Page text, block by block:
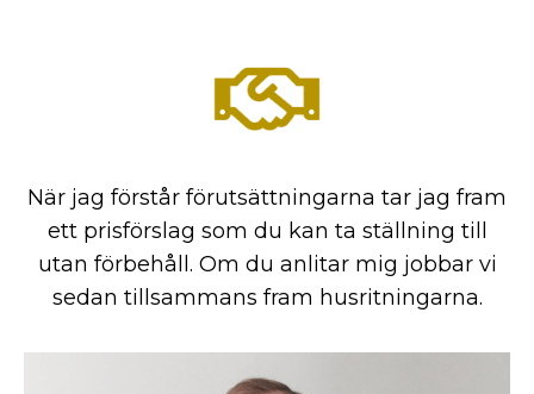
När jag förstår förutsättningarna tar jag fram
ett prisförslag som du kan ta ställning till
utan förbehåll. Om du anlitar mig jobbar vi
sedan tillsammans fram husritningarna.